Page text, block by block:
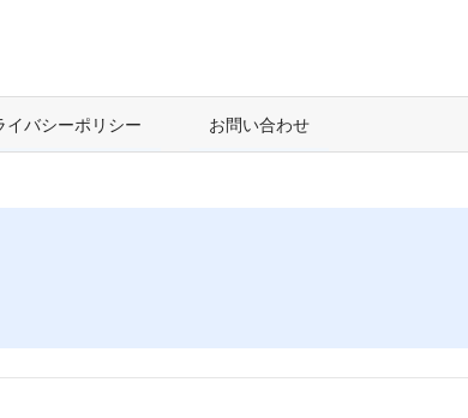
イバシーポリシー お問い合わせ